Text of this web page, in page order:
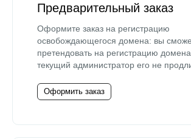
Предварительный заказ
Оформите заказ на регистрацию
освобождающегося домена: вы
претендовать на регистрацию
текущий администратор его не
Оформить заказ